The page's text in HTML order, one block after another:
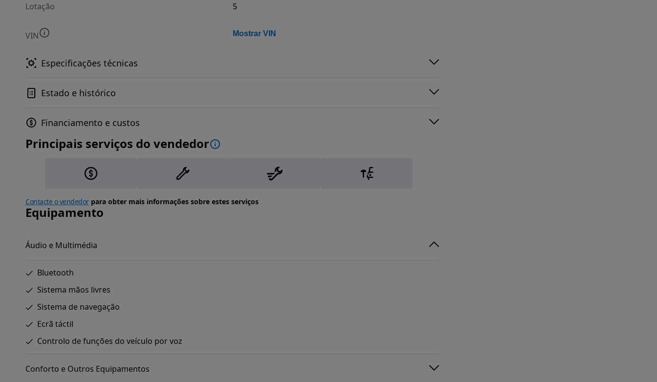
Lotação 5
VIN Mostrar VIN
Especificações técnicas
Estado e histórico
Financiamento e custos
Principais serviços do vendedor
Contacte o vendedorpara obter mais informações sobre estes serviços
Equipamento
Áudio e Multimédia
Bluetooth
Sistema mãos livres
Sistema de navegação
Ecrã táctil
Controlo de funções do veículo por voz
Conforto e Outros Equipamentos